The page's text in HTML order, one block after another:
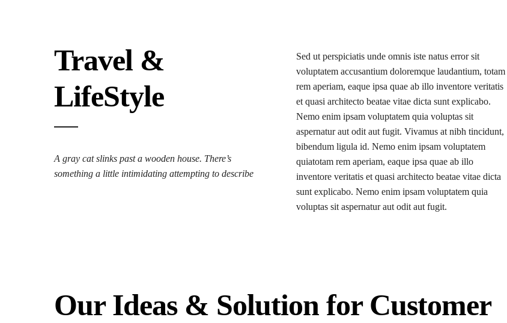
Travel &
LifeStyle
A gray cat slinks past a wooden house. There’s
something a little intimidating attempting to describe
Sed ut perspiciatis unde omnis iste natus error sit
voluptatem accusantium doloremque laudantium, totam
rem aperiam, eaque ipsa quae ab illo inventore veritatis
et quasi architecto beatae vitae dicta sunt explicabo.
Nemo enim ipsam voluptatem quia voluptas sit
aspernatur aut odit aut fugit. Vivamus at nibh tincidunt,
bibendum ligula id. Nemo enim ipsam voluptatem
quiatotam rem aperiam, eaque ipsa quae ab illo
inventore veritatis et quasi architecto beatae vitae dicta
sunt explicabo. Nemo enim ipsam voluptatem quia
voluptas sit aspernatur aut odit aut fugit.
Our Ideas & Solution for Customer